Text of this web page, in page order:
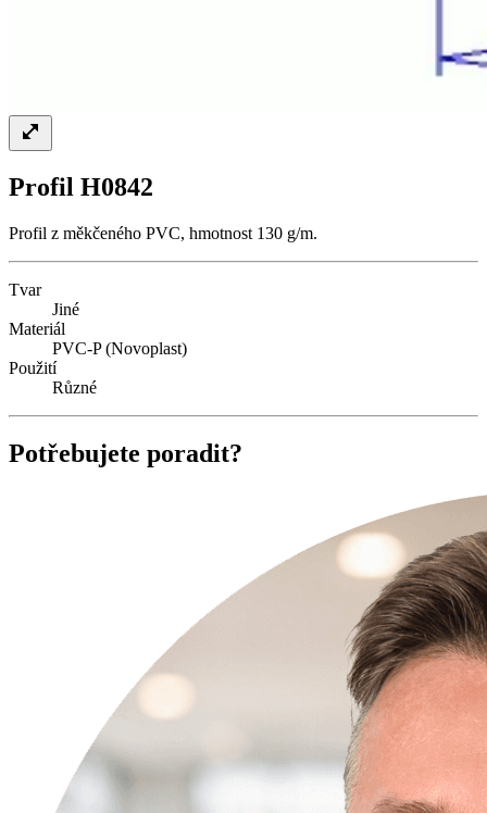
Profil H0842
Profil z měkčeného PVC, hmotnost 130 g/m.
Tvar
Jiné
Materiál
PVC-P (Novoplast)
Použití
Různé
Potřebujete poradit?